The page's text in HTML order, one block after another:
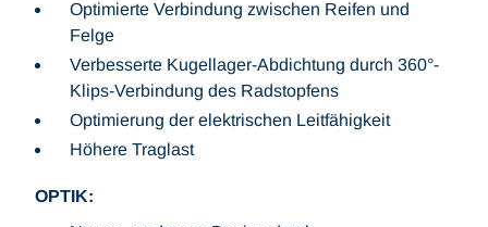
Optimierte Verbindung zwischen Reifen und
Felge
Verbesserte Kugellager-Abdichtung durch 360°-
Klips-Verbindung des Radstopfens
Optimierung der elektrischen Leitfähigkeit
Höhere Traglast
OPTIK: